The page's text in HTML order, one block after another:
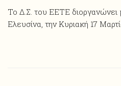
Το Δ.Σ. του ΕΕΤΕ
Ελευσίνα, την Κυριακή 17